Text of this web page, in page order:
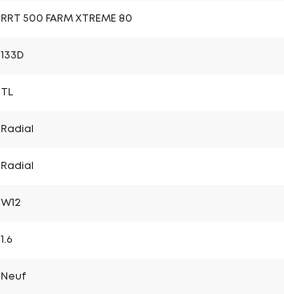
RRT 500 FARM XTREME 80
133D
Radial
Radial
W12
1.6
Neuf